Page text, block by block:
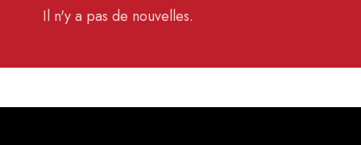
Il n'y a pas de nouvelles.